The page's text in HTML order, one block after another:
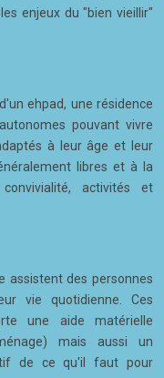
enjeux du "bien vieillir"
ehpad, une résidence
pouvant vivre
à leur âge et leur
libres et à la
activités et
assistent des personnes
vie quotidienne. Ces
une aide matérielle
mais aussi un
de ce qu'il faut pour